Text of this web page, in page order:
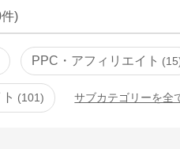
)
PPC・アフィリエイト 15
101 サブカテゴリーを全